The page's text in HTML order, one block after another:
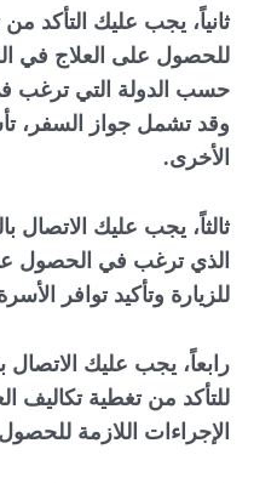
ثانياً، يجب عليك التأكد من
للحصول على العلاج في
حسب الدولة التي ترغب
وقد تشمل جواز السفر،
الأخرى.
ثالثاً، يجب عليك الاتصال
الذي ترغب في الحصول
للزيارة وتأكيد توافر
رابعاً، يجب عليك الاتصال
للتأكد من تغطية تكاليف
الإجراءات اللازمة